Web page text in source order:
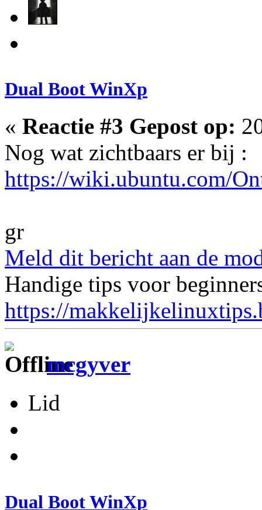
Dual Boot WinXp
« Reactie #3 Gepost op:
Nog wat zichtbaars er bij :
https://wiki.ubuntu.com/
gr
Meld dit bericht aan de
Handige tips voor
https://
mcgyver
Lid
Dual Boot WinXp